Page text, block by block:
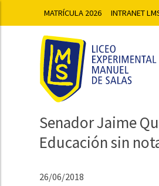
MATRÍCULA 2026 INTRANET
Senador Jaime
Educación sin
26/06/2018